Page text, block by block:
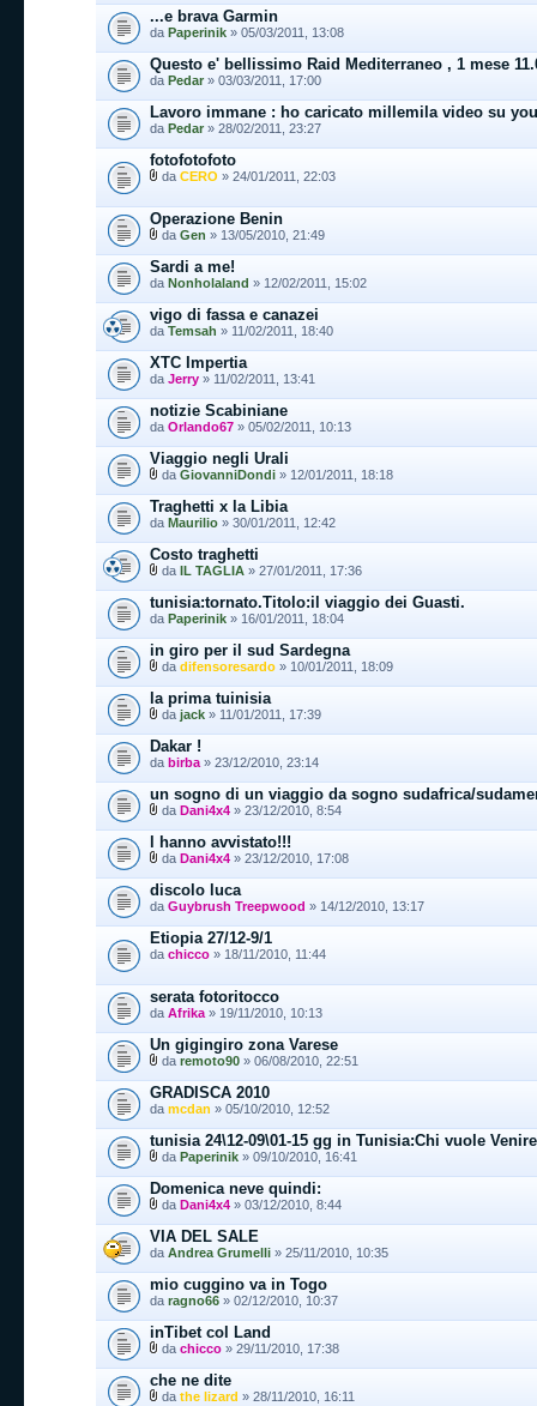
...e brava Garmin
da Paperinik » 05/03/2011, 13:08
Questo e' bellissimo Raid Mediterraneo , 1 mese
da Pedar » 03/03/2011, 17:00
Lavoro immane : ho caricato millemila video su
da Pedar » 28/02/2011, 23:27
fotofotofoto
da CERO » 24/01/2011, 22:03
Operazione Benin
da Gen » 13/05/2010, 21:49
Sardi a me!
da Nonholaland » 12/02/2011, 15:02
vigo di fassa e canazei
da Temsah » 11/02/2011, 18:40
XTC Impertia
da Jerry » 11/02/2011, 13:41
notizie Scabiniane
da Orlando67 » 05/02/2011, 10:13
Viaggio negli Urali
da GiovanniDondi » 12/01/2011, 18:18
Traghetti x la Libia
da Maurilio » 30/01/2011, 12:42
Costo traghetti
da IL TAGLIA » 27/01/2011, 17:36
tunisia:tornato.Titolo:il viaggio dei Guasti.
da Paperinik » 16/01/2011, 18:04
in giro per il sud Sardegna
da difensoresardo » 10/01/2011, 18:09
la prima tuinisia
da jack » 11/01/2011, 17:39
Dakar !
da birba » 23/12/2010, 23:14
un sogno di un viaggio da sogno sudafrica/
da Dani4x4 » 23/12/2010, 8:54
l hanno avvistato!!!
da Dani4x4 » 23/12/2010, 17:08
discolo luca
da Guybrush Treepwood » 14/12/2010, 13:17
Etiopia 27/12-9/1
da chicco » 18/11/2010, 11:44
serata fotoritocco
da Afrika » 19/11/2010, 10:13
Un gigingiro zona Varese
da remoto90 » 06/08/2010, 22:51
GRADISCA 2010
da mcdan » 05/10/2010, 12:52
tunisia 24\12-09\01-15 gg in Tunisia:Chi vuole
da Paperinik » 09/10/2010, 16:41
Domenica neve quindi:
da Dani4x4 » 03/12/2010, 8:44
VIA DEL SALE
da Andrea Grumelli » 25/11/2010, 10:35
mio cuggino va in Togo
da ragno66 » 02/12/2010, 10:37
inTibet col Land
da chicco » 29/11/2010, 17:38
che ne dite
da the lizard » 28/11/2010, 16:11